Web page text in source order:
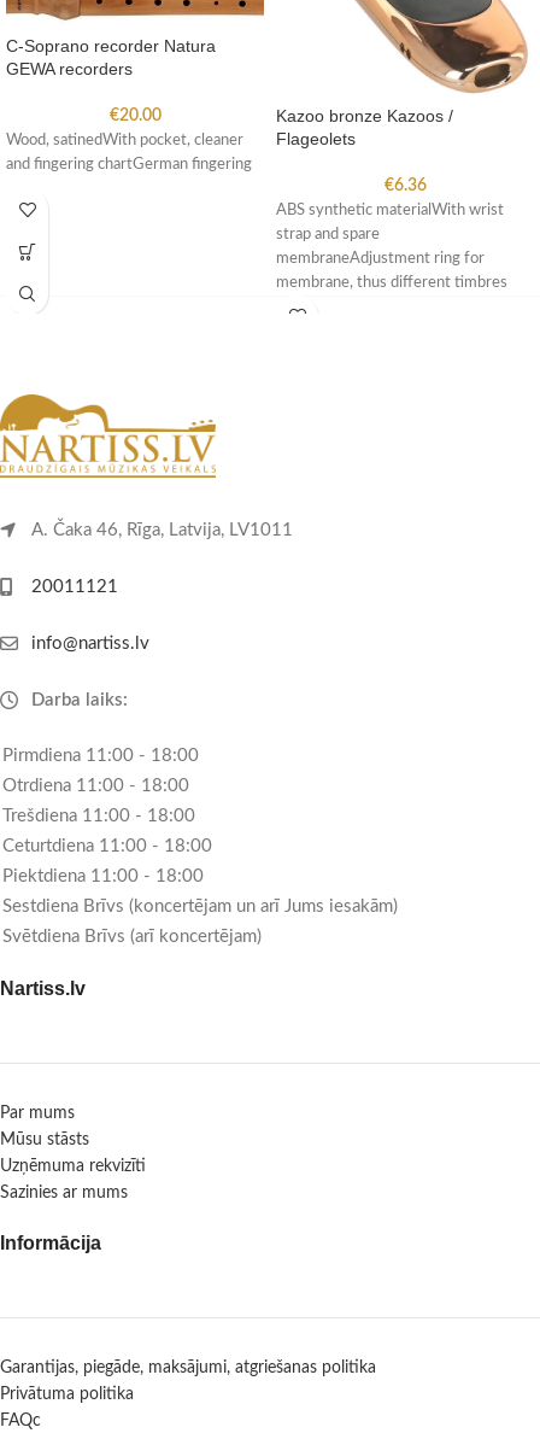
C-Soprano recorder Natura
GEWA recorders
€20.00
Wood, satinedWith pocket, cleaner
and fingering chartGerman fingering
Kazoo bronze Kazoos /
Flageolets
€6.36
ABS synthetic materialWith wrist
strap and spare
membraneAdjustment ring for
membrane, thus different timbres
possible
A. Čaka 46, Rīga, Latvija, LV1011
20011121
info@nartiss.lv
Darba laiks:
Pirmdiena 11:00 - 18:00
Otrdiena 11:00 - 18:00
Trešdiena 11:00 - 18:00
Ceturtdiena 11:00 - 18:00
Piektdiena 11:00 - 18:00
Sestdiena Brīvs (koncertējam un arī Jums iesakām)
Svētdiena Brīvs (arī koncertējam)
Nartiss.lv
Par mums
Mūsu stāsts
Uzņēmuma rekvizīti
Sazinies ar mums
Informācija
Garantijas, piegāde, maksājumi, atgriešanas politika
Privātuma politika
FAQc